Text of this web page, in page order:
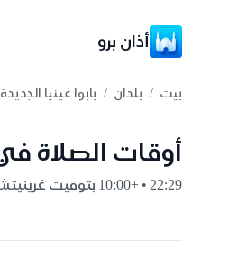
أذان برو
بيت / بلدان / بابوا غينيا الجديدة
أوقات الصلاة
22:29 • +10:00 بتوقيت غرينيتش